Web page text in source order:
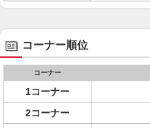
コーナー順位
コーナー
1コーナー
2コーナー